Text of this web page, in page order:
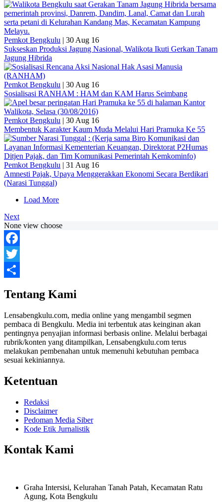
Pemkot Bengkulu | 30 Aug 16
Sukseskan Produksi Jagung Nasional, Walikota Ikuti Gerkan Tanam
Jagung Hibrida
Pemkot Bengkulu | 30 Aug 16
Sosialisasi RANHAM : HAM dan KAM Harus Seimbang
Pemkot Bengkulu | 30 Aug 16
Membentuk Karakter Kaum Muda Melalui Hari Pramuka Ke 55
Pemkot Bengkulu | 31 Aug 16
Amnesti Pajak, Upaya Menggerakkan Ekonomi Secara Berdikari
(Narasi Tunggal)
Load More
Next
None view choose
Facebook
Twitter
Tentang Kami
Lensabengkulu.com, media online yang mengambil segmen
pembaca di Bengkulu. Media ini terbentuk atas keinginan akan
pentingnya penyajian informasi berbasis online. Melalui berbagai
rubrik/konten yang ditampilkan, Lensabengkulu.com terus
melakukan pembenahan untuk memenuhi kebutuhan pembaca
sesuai kekiniannya.
Ketentuan
Redaksi
Disclaimer
Pedoman Media Siber
Kode Etik Jurnalistik
Kontak Kami
Graha Intersisi, Kelurahan Tanah Patah, Kecamatan Ratu
Agung, Kota Bengkulu